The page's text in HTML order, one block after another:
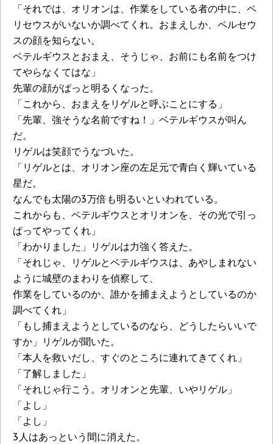
「それでは、オリオンは、作業をしている者の中に、ペ
リセウスがいないか調べてくれ。おまえしか、ペルセウ
スの顔を知らない。
ベテルギウスとおまえ、そうじゃ、お前にも名前をつけ
てやらなくてはな」
先輩の顔がぱっと明るくなった。
「これから、おまえをリゲルと呼ぶことにする」
「先輩、強そうな名前ですね！」ベテルギウスが叫ん
だ。
リゲルは笑顔でうなづいた。
「リゲルとは、オリオン座の左足元で青白く輝いている
星だ。
なんでも太陽の3万倍も明るいといわれている。
これからも、ベテルギウスとオリオンを、その光で引っ
ぱってやってくれ」
「わかりました」リゲルは力強く答えた。
「それじゃ、リゲルとベテルギウスは、あやしまれない
ように城壁のまわりを偵察して、
作業をしているのか、誰かを捕まえようとしているのか
調べてくれ」
「もし捕まえようとしているのなら、どうしたらいいで
すか」リゲルが聞いた。
「本人を救いだし、すぐのところに連れてきてくれ」
「了解しました」
「それじゃ行こう。オリオンと先輩、いやリゲル」
「よし」
「よし」
3人はあっという間に消えた。